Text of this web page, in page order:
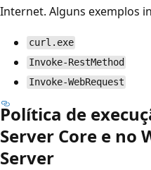
Internet. Alguns exemplos
curl.exe
Invoke-RestMethod
Invoke-WebRequest
Política de
Server Core e no
Server